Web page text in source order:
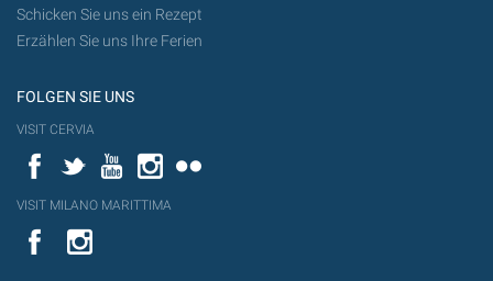
Schicken Sie uns ein Rezept
Erzählen Sie uns Ihre Ferien
FOLGEN SIE UNS
VISIT CERVIA
FacebookTwitterYouTubeInstagram
VISIT MILANO MARITTIMA
YouTube